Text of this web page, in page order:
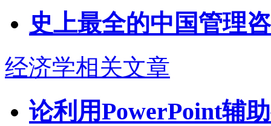
史上最全的中国管理
经济学相关文章
论利用PowerPoint辅